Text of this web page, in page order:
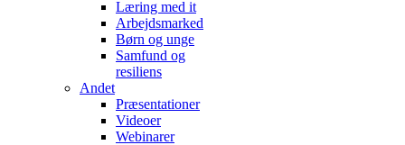
Læring med it
Arbejdsmarked
Børn og unge
Samfund og
resiliens
Andet
Præsentationer
Videoer
Webinarer